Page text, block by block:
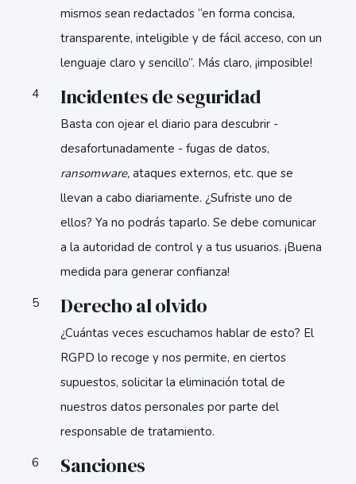
mismos sean redactados “en forma concisa,
transparente, inteligible y de fácil acceso, con un
lenguaje claro y sencillo”. Más claro, ¡imposible!
Incidentes de seguridad
Basta con ojear el diario para descubrir -
desafortunadamente - fugas de datos,
ransomware, ataques externos, etc. que se
llevan a cabo diariamente. ¿Sufriste uno de
ellos? Ya no podrás taparlo. Se debe comunicar
a la autoridad de control y a tus usuarios. ¡Buena
medida para generar confianza!
Derecho al olvido
¿Cuántas veces escuchamos hablar de esto? El
RGPD lo recoge y nos permite, en ciertos
supuestos, solicitar la eliminación total de
nuestros datos personales por parte del
responsable de tratamiento.
Sanciones